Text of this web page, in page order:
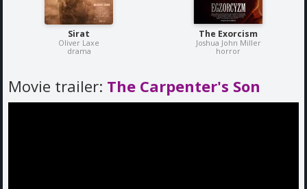
Sirat
Oliver Laxe
drama
The Exorcism
Joshua John Miller
horror
Movie trailer: The Carpenter's Son